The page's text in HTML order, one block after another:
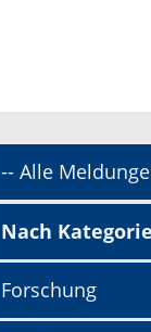
-- Alle
Nach
Forschung